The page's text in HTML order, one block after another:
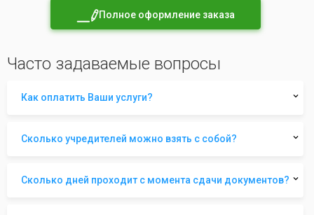
Полное оформление заказа
Часто задаваемые вопросы
Как оплатить Ваши услуги?
Сколько учредителей можно взять с собой?
Сколько дней проходит с момента сдачи документов?